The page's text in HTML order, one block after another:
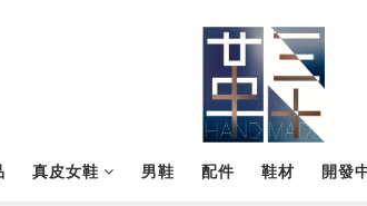
真皮女鞋 男鞋 配件 鞋材 開發